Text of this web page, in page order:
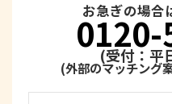
お急ぎの場合
(受付：平